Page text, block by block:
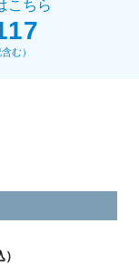
こちら
む）